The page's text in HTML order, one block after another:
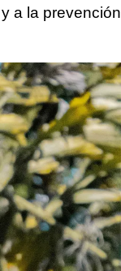
a la prevención